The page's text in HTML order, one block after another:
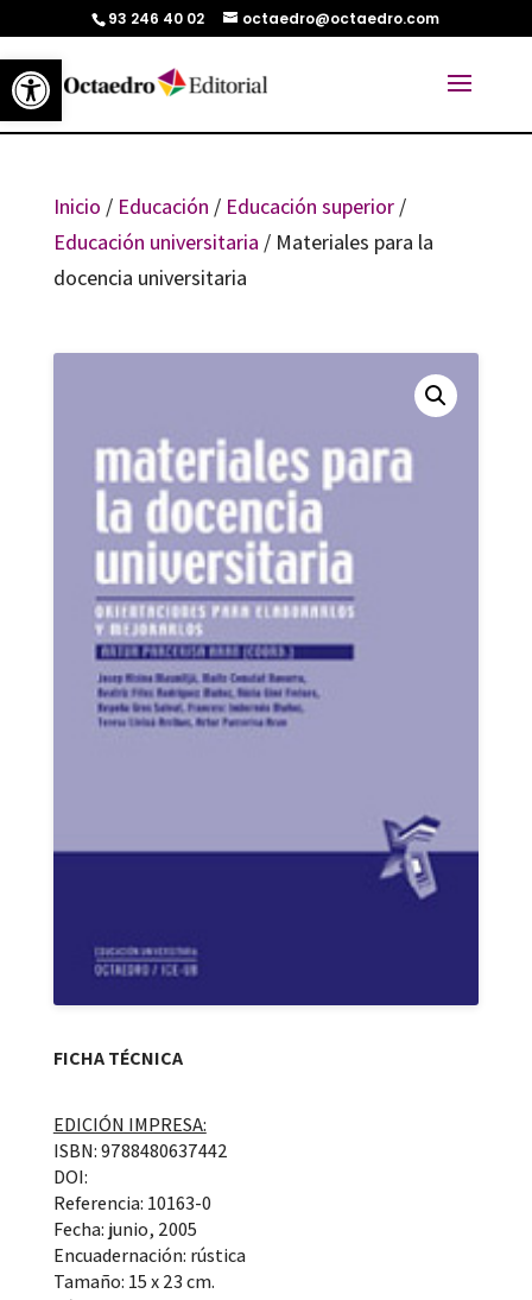
Abrir barra de herramientas
93 246 40 02 octaedro@octaedro.com
Inicio / Educación / Educación superior/
Educación universitaria / Materiales para la
docencia universitaria
FICHA TÉCNICA
EDICIÓN IMPRESA:
ISBN: 9788480637442
DOI:
Referencia: 10163-0
Fecha: junio, 2005
Encuadernación: rústica
Tamaño: 15 x 23 cm.